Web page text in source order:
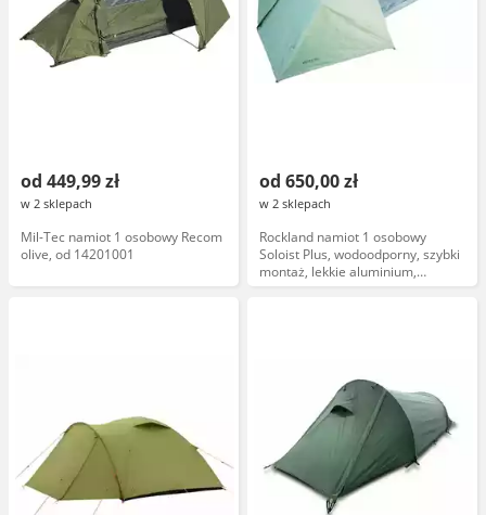
od 449,99 zł
w 2 sklepach
Mil-Tec namiot 1 osobowy Recom
olive, od 14201001
od 650,00 zł
w 2 sklepach
Rockland namiot 1 osobowy
Soloist Plus, wodoodporny, szybki
montaż, lekkie aluminium,
oddychająca tkanina, kolor szary